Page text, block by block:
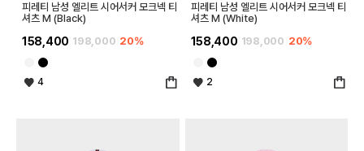
피레티 남성 엘리트 시어서커 모크넥 티
셔츠 M (Black)
158,400 198,000 20%
4
피레티 남성 엘리트 시어서커 모크넥 티
셔츠 M (White)
158,400 198,000 20%
2